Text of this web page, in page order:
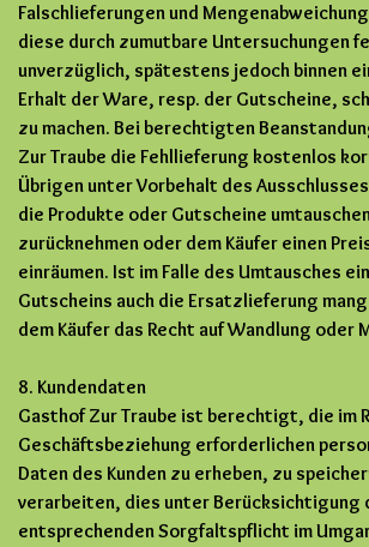
Falschlieferungen und
diese durch zumutbare Untersuchungen
unverzüglich, spätestens jedoch binnen
Erhalt der Ware, resp. der Gutscheine,
zu machen. Bei berechtigten
Zur Traube die Fehllieferung kostenlos
Übrigen unter Vorbehalt des
die Produkte oder Gutscheine
zurücknehmen oder dem Käufer einen
einräumen. Ist im Falle des Umtausches
Gutscheins auch die Ersatzlieferung
dem Käufer das Recht auf Wandlung oder
8. Kundendaten
Gasthof Zur Traube ist berechtigt, die im
Geschäftsbeziehung erforderlichen
Daten des Kunden zu erheben, zu
verarbeiten, dies unter Berücksichtigung
entsprechenden Sorgfaltspflicht im